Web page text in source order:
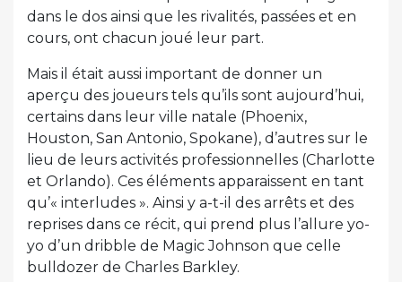
dans le dos ainsi que les rivalités, passées et en
cours, ont chacun joué leur part.
Mais il était aussi important de donner un
aperçu des joueurs tels qu’ils sont aujourd’hui,
certains dans leur ville natale (Phoenix,
Houston, San Antonio, Spokane), d’autres sur le
lieu de leurs activités professionnelles (Charlotte
et Orlando). Ces éléments apparaissent en tant
qu’« interludes ». Ainsi y a-t-il des arrêts et des
reprises dans ce récit, qui prend plus l’allure yo-
yo d’un dribble de Magic Johnson que celle
bulldozer de Charles Barkley.